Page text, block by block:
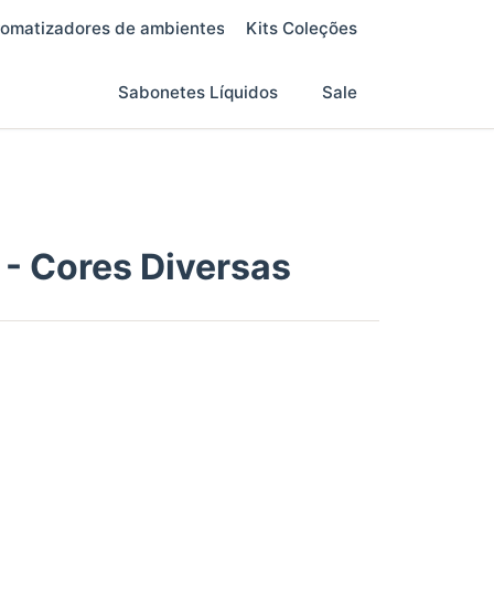
de ambientes Kits Coleções
Sabonetes Líquidos Sale
Cores Diversas